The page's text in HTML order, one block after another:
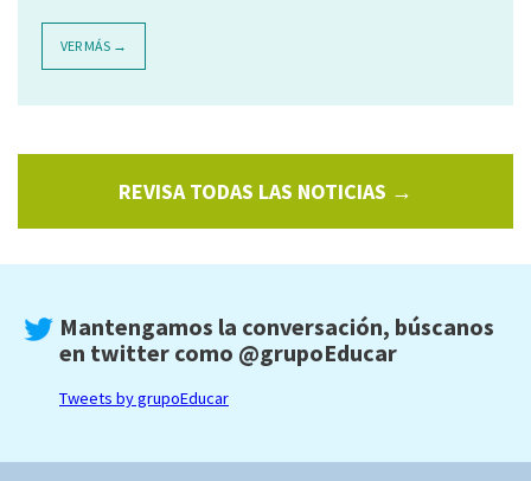
VER MÁS →
REVISA TODAS LAS NOTICIAS →
Mantengamos la conversación, búscanos
en twitter como @grupoEducar
Tweets by grupoEducar